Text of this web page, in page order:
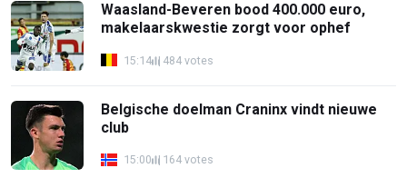
Waasland-Beveren bood 400.000 euro,
makelaarskwestie zorgt voor ophef
15:14 484 votes
Belgische doelman Craninx vindt nieuwe
club
15:00 164 votes